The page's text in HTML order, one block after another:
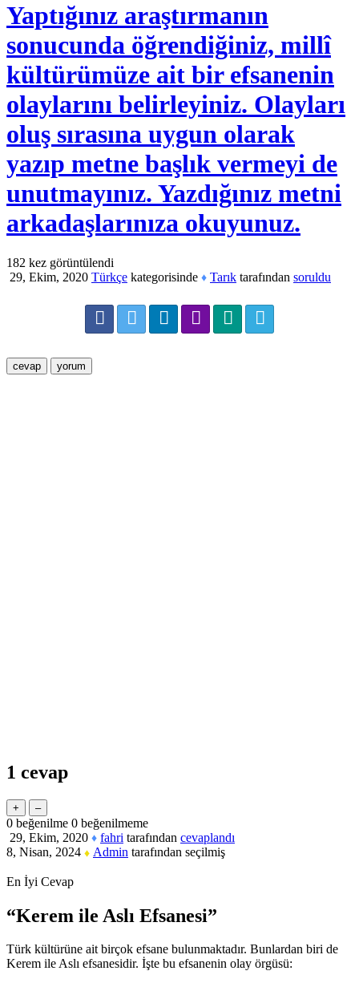
Yaptığınız araştırmanın
sonucunda öğrendiğiniz, millî
kültürümüze ait bir efsanenin
olaylarını belirleyiniz. Olayları
oluş sırasına uygun olarak
yazıp metne başlık vermeyi de
unutmayınız. Yazdığınız metni
arkadaşlarınıza okuyunuz.
182 kez görüntülendi
29, Ekim, 2020 Türkçe kategorisinde ♦ Tarık tarafından soruldu
1 cevap
0 beğenilme 0 beğenilmeme
29, Ekim, 2020 ♦ fahri tarafından cevaplandı
8, Nisan, 2024 ♦ Admin tarafından seçilmiş
En İyi Cevap
“Kerem ile Aslı Efsanesi”
Türk kültürüne ait birçok efsane bulunmaktadır. Bunlardan biri de
Kerem ile Aslı efsanesidir. İşte bu efsanenin olay örgüsü: